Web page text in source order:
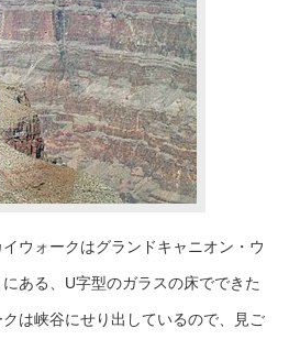
ウォークはグランドキャニオン・ウ
ある、U字型のガラスの床でできた
は峡谷にせり出しているので、見ご